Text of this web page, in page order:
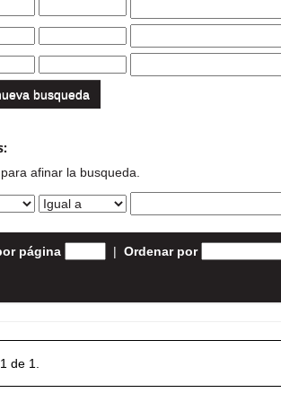
busqueda
afinar la busqueda.
página | Ordenar por
de 1.